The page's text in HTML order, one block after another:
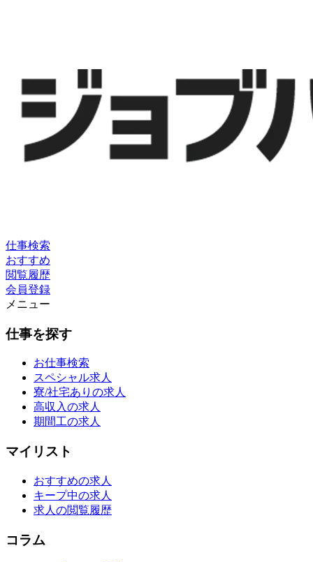
仕事検索
おすすめ
閲覧履歴
会員登録
メニュー
仕事を探す
お仕事検索
スペシャル求人
寮/社宅ありの求人
高収入の求人
期間工の求人
マイリスト
おすすめの求人
キープ中の求人
求人の閲覧履歴
コラム